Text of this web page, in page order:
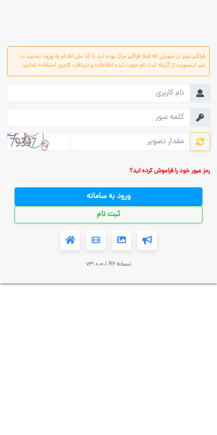
فراگیر عزیز در صورتی که قبلا فراگیر مرکز بوده اید با کد ملی اقدام به ورود نمایید در
غیر اینصورت از گزینه ثبت نام جهت ثبت اطلاعات و دریافت کاربری استفاده نمایید
رمز عبور خود را فراموش کرده اید؟
ورود به سامانه
ثبت نام
نسخه v3.0.0.1 R2